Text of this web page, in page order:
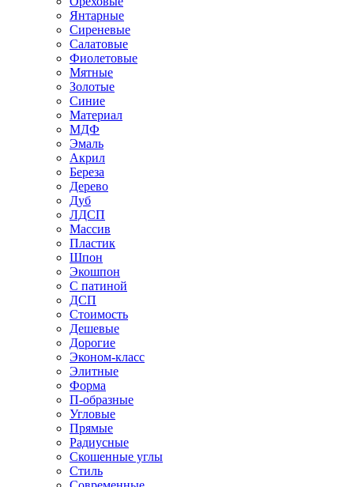
Янтарные
Сиреневые
Салатовые
Фиолетовые
Мятные
Золотые
Синие
Материал
МДФ
Эмаль
Акрил
Береза
Дерево
Дуб
ЛДСП
Массив
Пластик
Шпон
Экошпон
С патиной
ДСП
Стоимость
Дешевые
Дорогие
Эконом-класс
Элитные
Форма
П-образные
Угловые
Прямые
Радиусные
Скошенные углы
Стиль